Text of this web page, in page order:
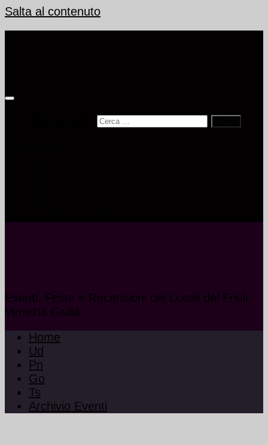
Salta al contenuto
Eventi, Feste e Recensioni dei Locali del Friuli
Venezia Giulia
Home
Ud
Pn
Go
Ts
Archivio Eventi